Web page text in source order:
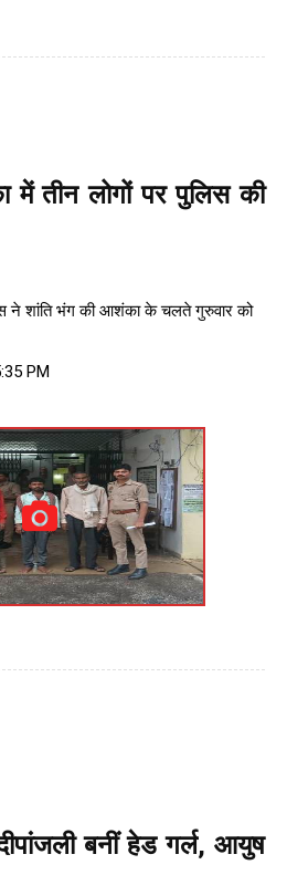
तीन लोगों पर पुलिस की
ने शांति भंग की आशंका के चलते गुरुवार को
PM
बनीं हेड गर्ल, आयुष